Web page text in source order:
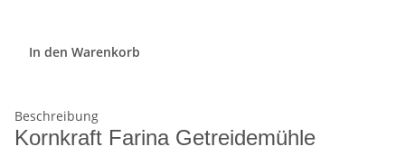
In den Warenkorb
Beschreibung
Kornkraft Farina Getreidemühle